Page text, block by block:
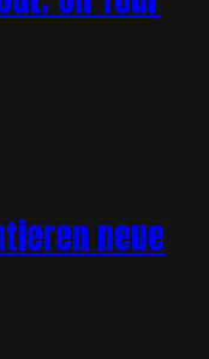
neue